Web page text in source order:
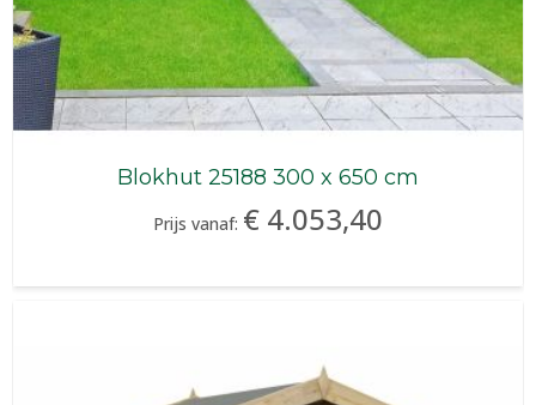
Blokhut 25188 300 x 650 cm
Prijs vanaf: € 4.053,40